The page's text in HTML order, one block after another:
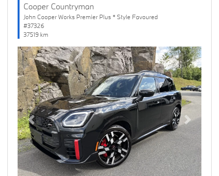
Cooper Countryman
John Cooper Works Premier Plus * Style Favoured
#37326
37519 km
Previous Next